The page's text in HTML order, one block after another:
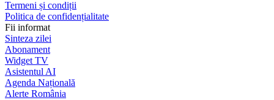
Termeni și condiții
Politica de confidențialitate
Fii informat
Sinteza zilei
Abonament
Widget TV
Asistentul AI
Agenda Națională
Alerte România